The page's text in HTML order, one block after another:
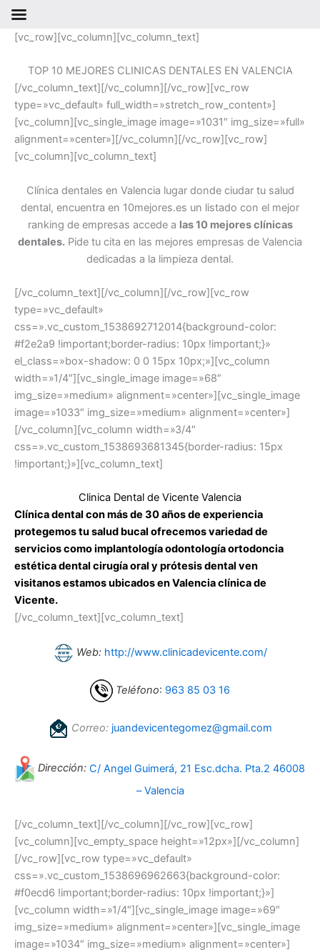
contenido
[vc_row][vc_column][vc_column_text]
TOP 10 MEJORES CLINICAS DENTALES EN VALENCIA
[/vc_column_text][/vc_column][/vc_row][vc_row
type=»vc_default» full_width=»stretch_row_content»]
[vc_column][vc_single_image image=»1031″ img_size=»full»
alignment=»center»][/vc_column][/vc_row][vc_row]
[vc_column][vc_column_text]
Clínica dentales en Valencia lugar donde ciudar tu salud
dental, encuentra en 10mejores.es un listado con el mejor
ranking de empresas accede a las 10 mejores clínicas
dentales. Pide tu cita en las mejores empresas de Valencia
dedicadas a la limpieza dental.
[/vc_column_text][/vc_column][/vc_row][vc_row
type=»vc_default»
css=».vc_custom_1538692712014{background-color:
#f2e2a9 !important;border-radius: 10px !important;}»
el_class=»box-shadow: 0 0 15px 10px;»][vc_column
width=»1/4″][vc_single_image image=»68″
img_size=»medium» alignment=»center»][vc_single_image
image=»1033″ img_size=»medium» alignment=»center»]
[/vc_column][vc_column width=»3/4″
css=».vc_custom_1538693681345{border-radius: 15px
!important;}»][vc_column_text]
Clinica Dental de Vicente Valencia
Clínica dental con más de 30 años de experiencia
protegemos tu salud bucal ofrecemos variedad de
servicios como implantología odontología ortodoncia
estética dental cirugía oral y prótesis dental ven
visitanos estamos ubicados en Valencia clínica de
Vicente.
[/vc_column_text][vc_column_text]
Web: http://www.clinicadevicente.com/
Teléfono: 963 85 03 16
Correo: juandevicentegomez@gmail.com
Dirección: C/ Angel Guimerá, 21 Esc.dcha. Pta.2 46008
– Valencia
[/vc_column_text][/vc_column][/vc_row][vc_row]
[vc_column][vc_empty_space height=»12px»][/vc_column]
[/vc_row][vc_row type=»vc_default»
css=».vc_custom_1538696962663{background-color:
#f0ecd6 !important;border-radius: 10px !important;}»]
[vc_column width=»1/4″][vc_single_image image=»69″
img_size=»medium» alignment=»center»][vc_single_image
image=»1034″ img_size=»medium» alignment=»center»]